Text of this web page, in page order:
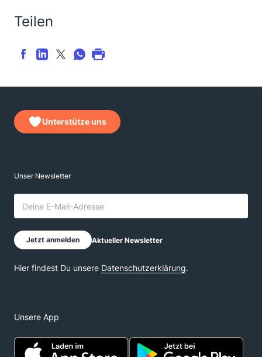
Teilen
Unterstütze uns
Unsere App